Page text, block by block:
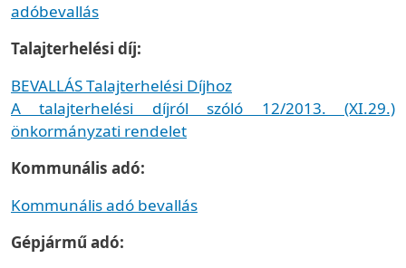
adóbevallás
Talajterhelési díj:
BEVALLÁS Talajterhelési Díjhoz
A talajterhelési díjról szóló 12/2013. (XI.29.)
önkormányzati rendelet
Kommunális adó:
Kommunális adó bevallás
Gépjármű adó: